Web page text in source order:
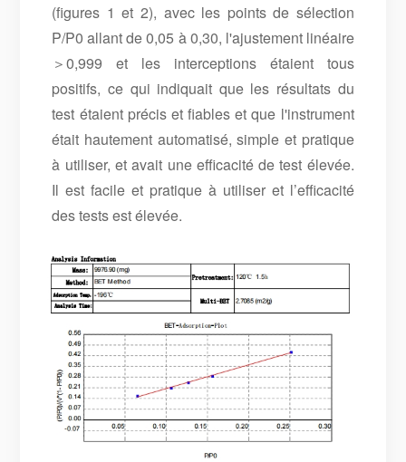
(figures 1 et 2), avec les points de sélection
P/P0 allant de 0,05 à 0,30, l'ajustement linéaire
＞0,999 et les interceptions étaient tous
positifs, ce qui indiquait que les résultats du
test étaient précis et fiables et que l'instrument
était hautement automatisé, simple et pratique
à utiliser, et avait une efficacité de test élevée.
Il est facile et pratique à utiliser et l’efficacité
des tests est élevée.